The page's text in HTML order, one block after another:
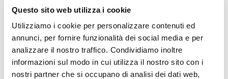
Questo sito web utilizza i cookie
Utilizziamo i cookie per personalizzare contenuti ed
annunci, per fornire funzionalità dei social media e per
analizzare il nostro traffico. Condividiamo inoltre
informazioni sul modo in cui utilizza il nostro sito con i
nostri partner che si occupano di analisi dei dati web,
FILTRI AZZERA FILTRI